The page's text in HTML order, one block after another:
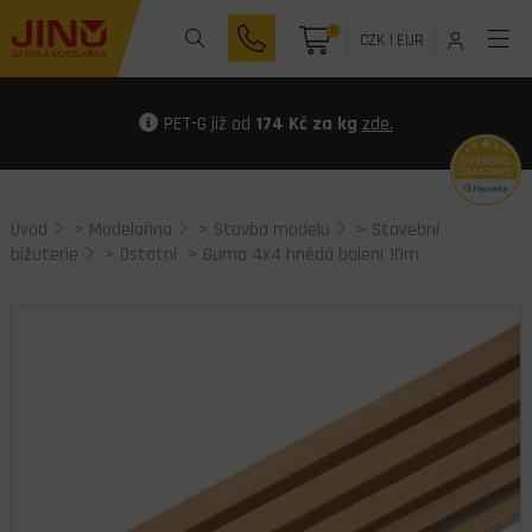
0 CZK| EUR
PET-G již od 174 Kč za kg zde.
Úvod > Modelařina > Stavba modelu > Stavební
bižuterie
> Ostatní > Guma 4x4 hnědá balení 10m